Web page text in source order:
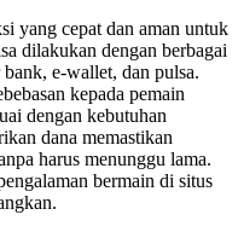
yang cepat dan aman untuk
dilakukan dengan berbagai
e-wallet, dan pulsa.
kepada pemain
dengan kebutuhan
dana memastikan
harus menunggu lama.
bermain di situs